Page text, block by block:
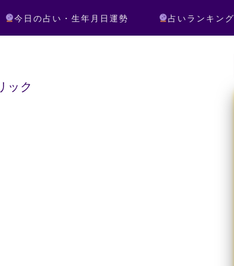
今日の占い・生年月日運勢 占いランキング
ック